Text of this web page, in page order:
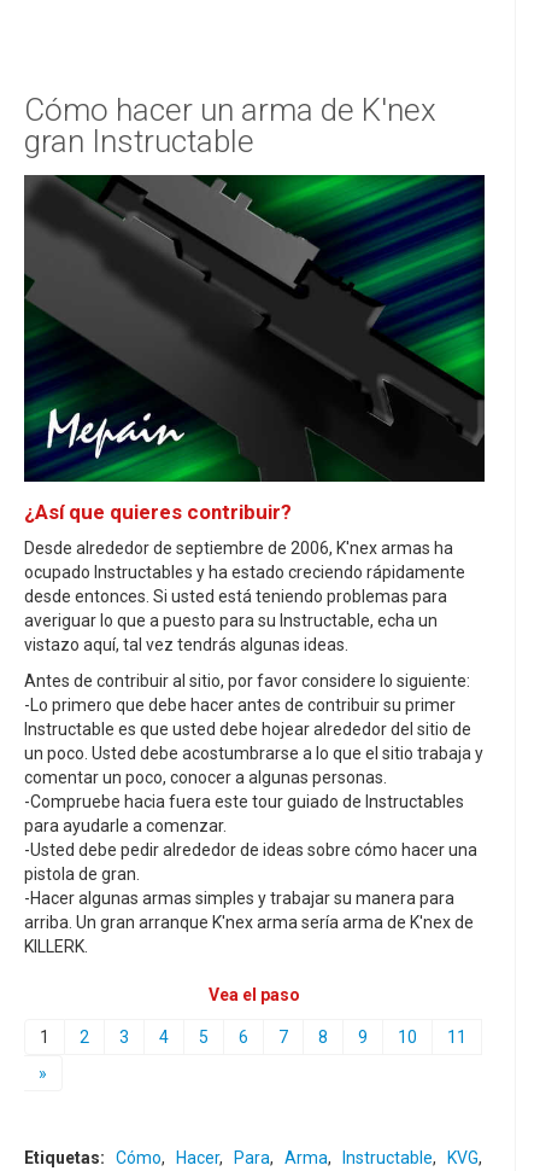
Cómo hacer un arma de K'nex
gran Instructable
¿Así que quieres contribuir?
Desde alrededor de septiembre de 2006, K'nex armas ha
ocupado Instructables y ha estado creciendo rápidamente
desde entonces. Si usted está teniendo problemas para
averiguar lo que a puesto para su Instructable, echa un
vistazo aquí, tal vez tendrás algunas ideas.
Antes de contribuir al sitio, por favor considere lo siguiente:
-Lo primero que debe hacer antes de contribuir su primer
Instructable es que usted debe hojear alrededor del sitio de
un poco. Usted debe acostumbrarse a lo que el sitio trabaja y
comentar un poco, conocer a algunas personas.
-Compruebe hacia fuera este tour guiado de Instructables
para ayudarle a comenzar.
-Usted debe pedir alrededor de ideas sobre cómo hacer una
pistola de gran.
-Hacer algunas armas simples y trabajar su manera para
arriba. Un gran arranque K'nex arma sería arma de K'nex de
KILLERK.
Vea el paso
1 2 3 4 5 6 7 8 9 10
11
»
Etiquetas: Cómo, Hacer, Para, Arma, Instructable, KVG,